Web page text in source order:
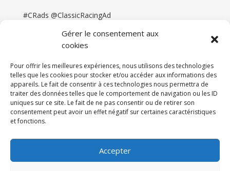
Gérer le consentement aux
cookies
Pour offrir les meilleures expériences, nous utilisons des technologies
telles que les cookies pour stocker et/ou accéder aux informations des
appareils. Le fait de consentir à ces technologies nous permettra de
traiter des données telles que le comportement de navigation ou les ID
uniques sur ce site. Le fait de ne pas consentir ou de retirer son
consentement peut avoir un effet négatif sur certaines caractéristiques
et fonctions.
Accepter
#CRads @ClassicRacingAd
Newsletter & Presse
Partenaires
Tarifs
Espace Client